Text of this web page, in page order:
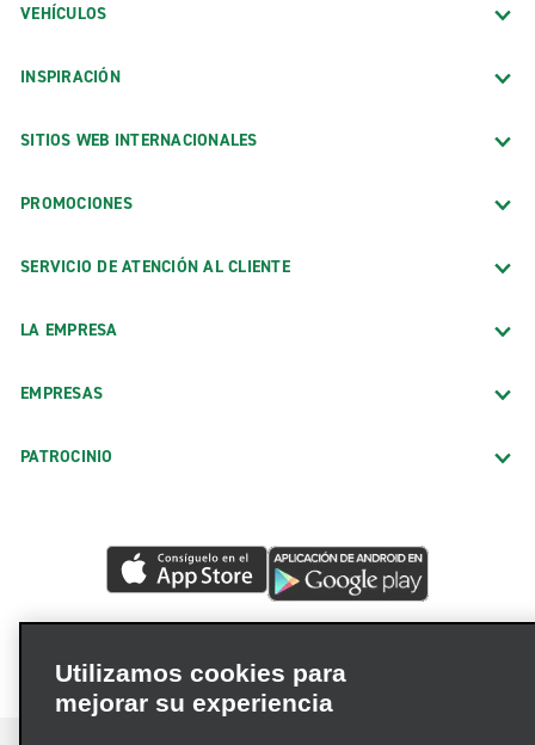
VEHÍCULOS
INSPIRACIÓN
SITIOS WEB INTERNACIONALES
PROMOCIONES
SERVICIO DE ATENCIÓN AL CLIENTE
LA EMPRESA
EMPRESAS
PATROCINIO
Utilizamos cookies para
mejorar su experiencia